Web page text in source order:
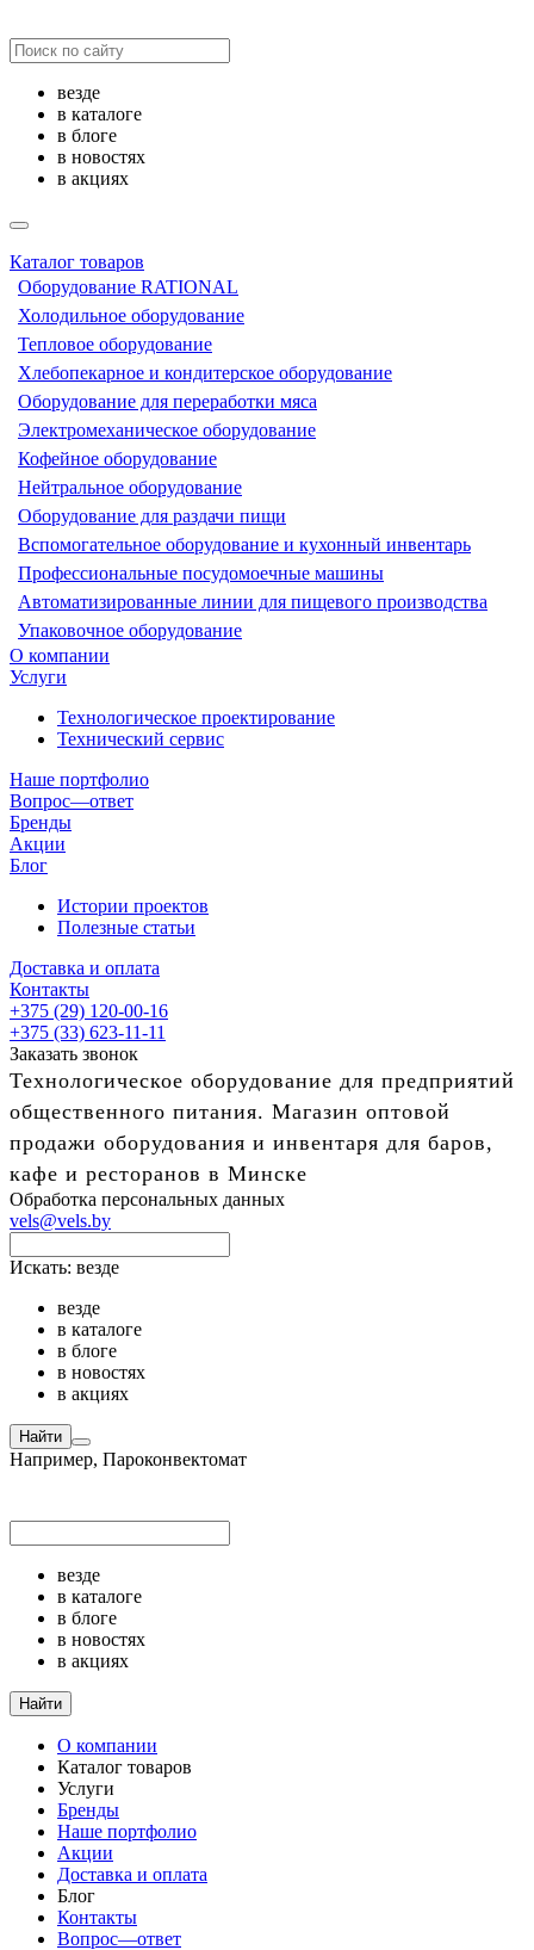
везде
в каталоге
в блоге
в новостях
в акциях
Каталог товаров
Оборудование RATIONAL
Холодильное оборудование
Тепловое оборудование
Хлебопекарное и кондитерское оборудование
Оборудование для переработки мяса
Электромеханическое оборудование
Кофейное оборудование
Нейтральное оборудование
Оборудование для раздачи пищи
Вспомогательное оборудование и кухонный инвентарь
Профессиональные посудомоечные машины
Автоматизированные линии для пищевого производства
Упаковочное оборудование
О компании
Услуги
Технологическое проектирование
Технический сервис
Наше портфолио
Вопрос—ответ
Бренды
Акции
Блог
Истории проектов
Полезные статьи
Доставка и оплата
Контакты
+375 (29) 120-00-16
+375 (33) 623-11-11
Заказать звонок
Технологическое оборудование для предприятий
общественного питания. Магазин оптовой
продажи оборудования и инвентаря для баров,
кафе и ресторанов в Минске
Обработка персональных данных
vels@vels.by
Искать: везде
везде
в каталоге
в блоге
в новостях
в акциях
Найти
Например, Пароконвектомат
везде
в каталоге
в блоге
в новостях
в акциях
Найти
О компании
Каталог товаров
Услуги
Бренды
Наше портфолио
Акции
Доставка и оплата
Блог
Контакты
Вопрос—ответ